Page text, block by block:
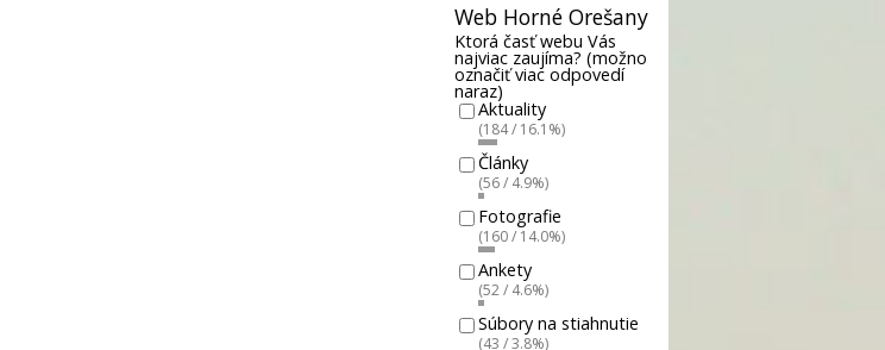
Web Horné Orešany
Ktorá časť webu Vás
najviac zaujíma? (možno
označiť viac odpovedí
naraz)
Aktuality
(184 / 16.1%)
Články
(56 / 4.9%)
Fotografie
(160 / 14.0%)
Ankety
(52 / 4.6%)
Súbory na stiahnutie
(43 / 3.8%)